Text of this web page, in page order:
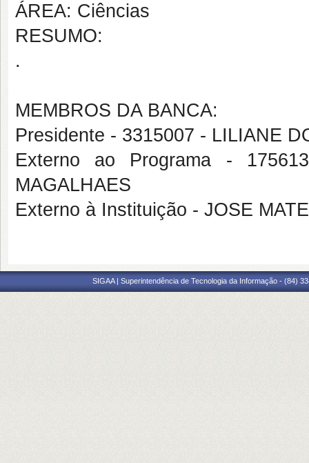
ÁREA: Ciências
RESUMO:
.
MEMBROS DA BANCA:
Presidente - 3315007 - LILIANE
Externo ao Programa -
MAGALHAES
Externo à Instituição - JOSE
SIGAA | Superintendência de Tecnologia da Informação - (84)